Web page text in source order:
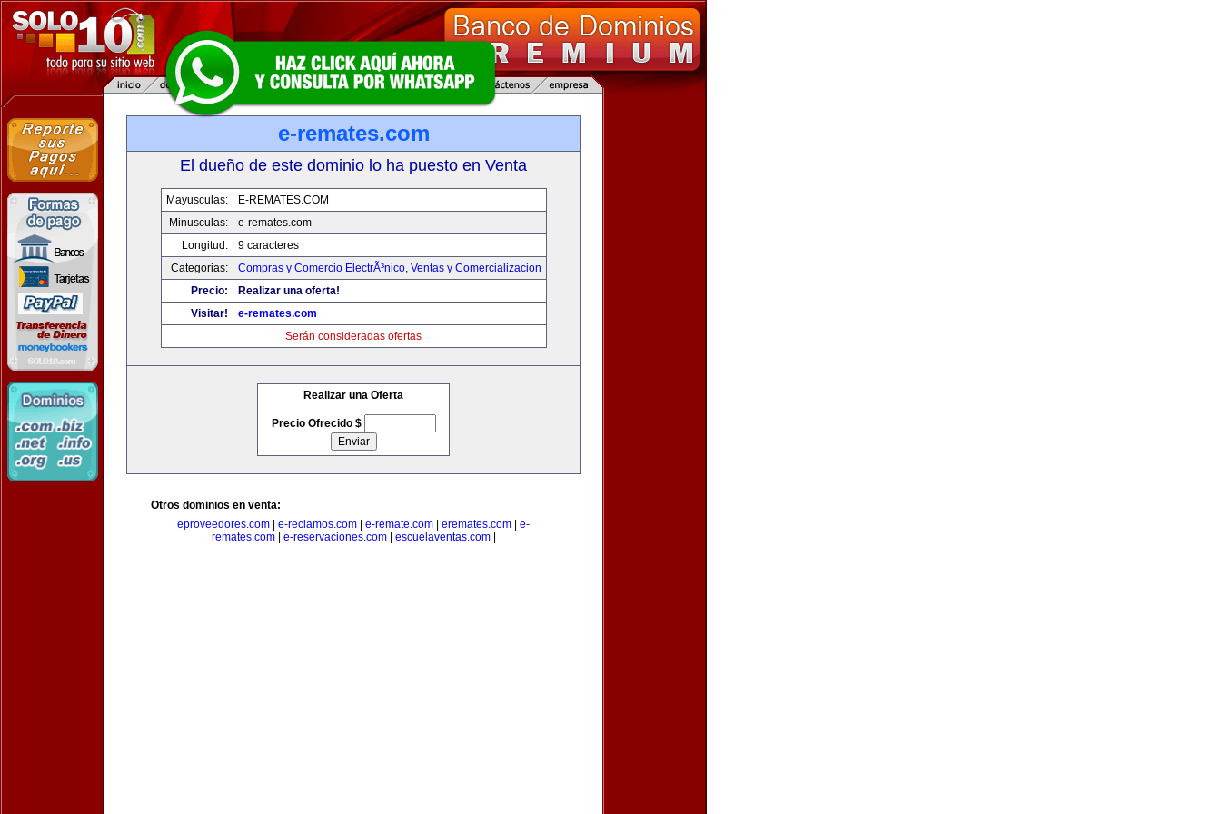
e-remates.com
El dueño de este dominio lo ha puesto en Venta
Mayusculas:
E-REMATES.COM
Minusculas:
e-remates.com
Longitud:
9 caracteres
Categorias:
Compras y Comercio ElectrÃ³nico, Ventas y Comercializacion
Precio:
Realizar una oferta!
Visitar!
e-remates.com
Serán consideradas ofertas
Realizar una Oferta
Precio Ofrecido $
Otros dominios en venta:
eproveedores.com
e-reclamos.com e-remate.com eremates.com
e-
remates.com| e-reservaciones.com| escuelaventas.com|